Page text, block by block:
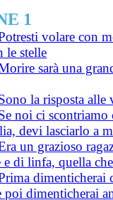
1
volare con
le stelle
sarà una
la risposta alle
noi ci
devi lasciarlo a
un grazioso
e di linfa, quella
dimenticherai
poi dimenticherai